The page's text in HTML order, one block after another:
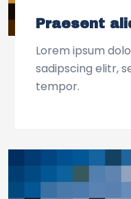
Praesent
Lorem ipsum
sadipscing elitr,
tempor.